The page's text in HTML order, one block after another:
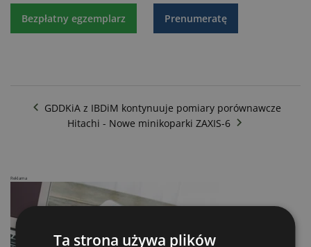
Bezpłatny egzemplarz Prenumeratę
GDDKiA z IBDiM kontynuuje pomiary porównawcze
Hitachi - Nowe minikoparki ZAXIS-6
Reklama
Ta strona używa plików